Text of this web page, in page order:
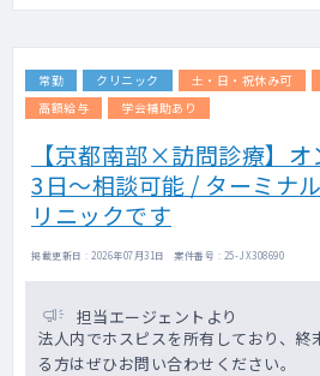
常勤 クリニック 土・日・祝休み可
高額給与
学会補助あり
【京都南部×訪問診療】
3日～相談可能 / ターミナ
リニックです
掲載更新日 : 2026年07月31日 案件番号 : 25-JX308690
担当エージェントより
法人内でホスピスを所有しており、終
る方はぜひお問い合わせください。